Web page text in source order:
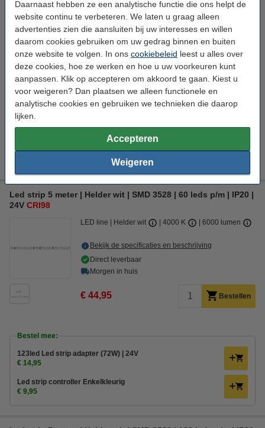
Daarnaast hebben ze een analytische functie die ons helpt de
website continu te verbeteren. We laten u graag alleen
advertenties zien die aansluiten bij uw interesses en willen
daarom cookies gebruiken om uw gedrag binnen en buiten
onze website te volgen. In ons cookiebeleid leest u alles over
deze cookies, hoe ze werken en hoe u uw voorkeuren kunt
aanpassen. Klik op accepteren om akkoord te gaan. Kiest u
voor weigeren? Dan plaatsen we alleen functionele en
analytische cookies en gebruiken we technieken die daarop
lijken.
Accepteren
Weigeren
Bekijk de specificaties en beschrijving
€ 44,95
Bestel mee:
123led Led strip adapter (72W) | 24V
€ 14,95
Led strip 5 meter | Helder wit | SMD 3528 | 60 leds p/m | IP20 |
24V CRI98
LED line Helder wit 4000 K 6000 lumen
Bekijk de specificaties en beschrijving
Direct leverbaar
Morgen in huis
€ 44,95 Bestellen
Bestel mee:
123led Led strip adapter (72W) | 24V
€ 14,95
Led strip controller Enkelkleurig
€ 9,95